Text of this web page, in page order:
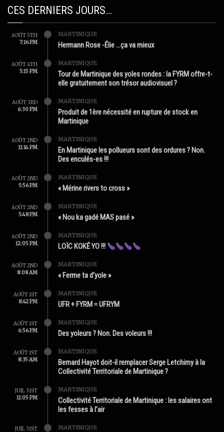
CES DERNIERS JOURS…
AOÛT 5TH
7:16 PM
MARTINIQUE
Hermann Rose -Élie …ça va mieux
AOÛT 4TH
5:15 PM
MARTINIQUE
Tour de Martinique des yoles rondes : la FYRM offre-t-
elle gratuitement son trésor audiovisuel ?
AOÛT 3RD
6:30 PM
MARTINIQUE
Produit de 1ère nécessité en rupture de stock en
Martinique
AOÛT 2ND
11:14 PM
MARTINIQUE
En Martinique les pollueurs sont des ordures ? Non.
Des enculés-es !!!
AOÛT 2ND
5:56 PM
MARTINIQUE
« Mérine rivers to cross »
AOÛT 2ND
5:48 PM
MARTINIQUE
« Nou ka gadé MAS pasé »
AOÛT 2ND
12:05 PM
MARTINIQUE
LOÏC KOKÉ YO !!!
AOÛT 2ND
8:08 AM
MARTINIQUE
« Ferme ta d’yole »
AOÛT 1ST
8:42 PM
MARTINIQUE
UFR + FYRM = UFRYM
AOÛT 1ST
6:56 PM
MARTINIQUE
Des yoleurs ? Non. Des voleurs !!!
AOÛT 1ST
8:35 AM
MARTINIQUE
Bernard Hayot doit-il remplacer Serge Letchimy à la
Collectivité Territoriale de Martinique ?
JUIL 31ST
11:05 PM
MARTINIQUE
Collectivité Territoriale de Martinique : les salaires ont
les fesses à l’air
JUIL 31ST MARTINIQUE